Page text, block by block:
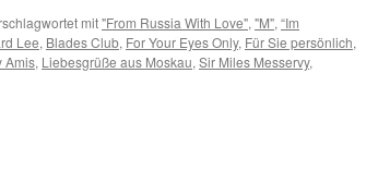
mit"From Russia With Love", "M", “Im
Lee, Blades Club, For Your Eyes Only, Für Sie persönlich,
Amis, Liebesgrüße aus Moskau, Sir Miles Messervy,